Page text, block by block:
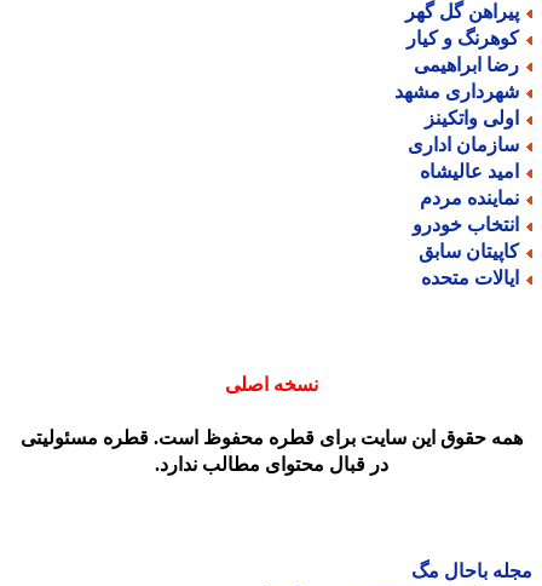
گل گهر
و کیار
ابراهیمی
مشهد
واتکینز
اداری
عالیشاه
مردم
خودرو
سابق
متحده
نسخه اصلی
حقوق این سایت برای قطره محفوظ است. قطره مسئولیتی
در قبال محتوای مطالب ندارد.
باحال مگ